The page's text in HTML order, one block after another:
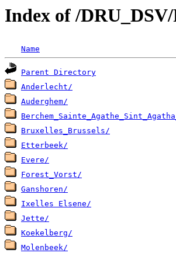
Index of /DRU_DSV/
Name
Parent Directory
Anderlecht/
Auderghem/
Bruxelles_Brussels/
Etterbeek/
Evere/
Forest_Vorst/
Ganshoren/
Ixelles Elsene/
Jette/
Koekelberg/
Molenbeek/